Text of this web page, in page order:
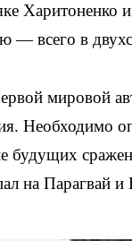
Харитоненко
— всего в
мировой
Необходимо
будущих
на Парагвай и